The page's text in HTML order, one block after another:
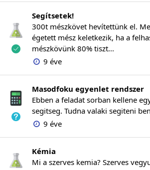
Segítsetek!
300t mészkövet hevítettünk el.
égetett mész keletkezik, ha a
mészkövünk 80% tiszt...
9 éve
Masodfoku egyenlet rendszer
Ebben a feladat sorban kellene
segitseg. Tudna valaki segiteni
9 éve
Kémia
Mi a szerves kemia? Szerves